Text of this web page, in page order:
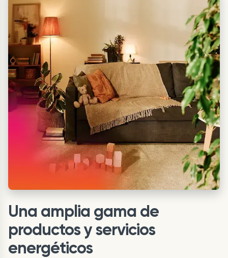
Una amplia gama de
productos y servicios
energéticos